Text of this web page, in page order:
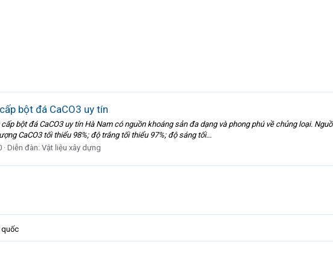
bột đá CaCO3 uy tín
bột đá CaCO3 uy tín Hà Nam có nguồn khoáng sản đa dạng và phong phú về chủng loại.
CaCO3 tối thiểu 98%; độ trắng tối thiểu 97%; độ sáng tối...
Diễn đàn: Vật liệu xây dựng